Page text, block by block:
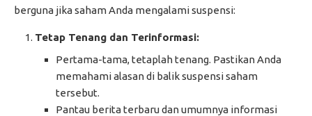
berguna jika saham Anda mengalami suspensi:
Tetap Tenang dan Terinformasi:
Pertama-tama, tetaplah tenang. Pastikan Anda
memahami alasan di balik suspensi saham
tersebut.
Pantau berita terbaru dan umumnya informasi